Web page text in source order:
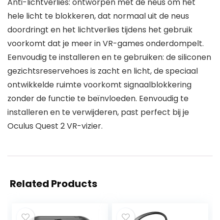
Anti-lichtverlies: ontworpen met de neus om het
hele licht te blokkeren, dat normaal uit de neus
doordringt en het lichtverlies tijdens het gebruik
voorkomt dat je meer in VR-games onderdompelt.
Eenvoudig te installeren en te gebruiken: de siliconen
gezichtsreservehoes is zacht en licht, de speciaal
ontwikkelde ruimte voorkomt signaalblokkering
zonder de functie te beïnvloeden. Eenvoudig te
installeren en te verwijderen, past perfect bij je
Oculus Quest 2 VR-vizier.
Related Products